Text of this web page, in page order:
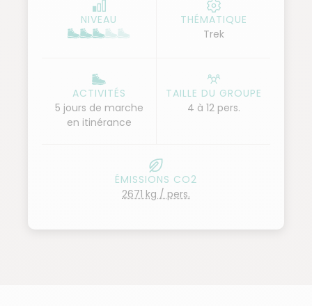
l’incontournable place de Registan de Samarcande.
Un voyage haut en couleur pour découvrir une
NIVEAU
THÉMATIQUE
Trek
ACTIVITÉS
5 jours de marche
en itinérance
TAILLE DU GROUPE
4 à 12 pers.
ÉMISSIONS CO2
2671 kg / pers.